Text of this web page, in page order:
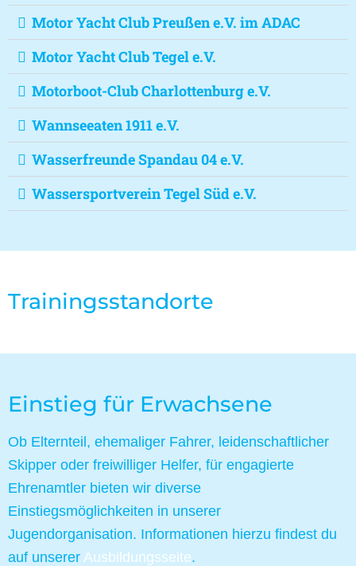
Motor Yacht Club Preußen e.V. im ADAC
Motor Yacht Club Tegel e.V.
Motorboot-Club Charlottenburg e.V.
Wannseeaten 1911 e.V.
Wasserfreunde Spandau 04 e.V.
Wassersportverein Tegel Süd e.V.
Trainingsstandorte
Einstieg für Erwachsene
Ob Elternteil, ehemaliger Fahrer, leidenschaftlicher
Skipper oder freiwilliger Helfer, für engagierte
Ehrenamtler bieten wir diverse
Einstiegsmöglichkeiten in unserer
Jugendorganisation. Informationen hierzu findest du
auf unserer Ausbildungsseite.